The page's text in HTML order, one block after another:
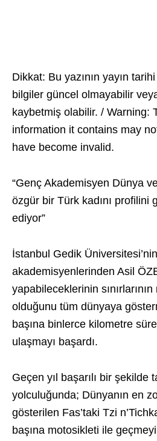
Dikkat: Bu yazının yayın
bilgiler güncel olmayabilir
kaybetmiş olabilir. / Warning:
information it contains may
have become invalid.
“Genç Akademisyen Dünya
özgür bir Türk kadını profilini
ediyor”
İstanbul Gedik Üniversitesi’nin
akademisyenlerinden Asil
yapabileceklerinin
olduğunu tüm dünyaya
başına binlerce kilometre
ulaşmayı başardı.
Geçen yıl başarılı bir şekilde
yolculuğunda; Dünyanın en
gösterilen Fas’taki Tzi
başına motosikleti ile